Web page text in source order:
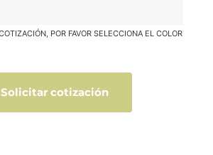
Solicitar cotización